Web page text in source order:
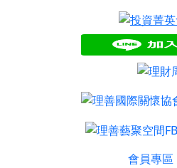
會員專區